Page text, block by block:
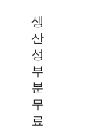
생
산
성
부
분
무
료